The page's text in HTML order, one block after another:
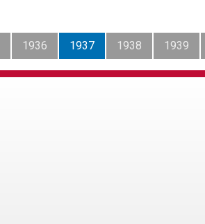
1936 1937 1938 1939